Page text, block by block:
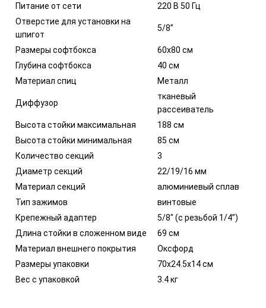
Питание от сети
220 В 50 Гц
Отверстие для установки на
шпигот
5/8”
Размеры софтбокса
60х80 см
Глубина софтбокса
40 см
Материал спиц
Металл
Диффузор
тканевый
рассеиватель
Высота стойки максимальная
188 см
Высота стойки минимальная
85 см
Количество секций
3
Диаметр секций
22/19/16 мм
Материал секций
алюминиевый сплав
Тип зажимов
винтовые
Крепежный адаптер
5/8" (с резьбой 1/4”)
Длина стойки в сложенном виде
69 см
Материал внешнего покрытия
Оксфорд
Размеры упаковки
70х24.5х14 см
Вес с упаковкой
3.4 кг